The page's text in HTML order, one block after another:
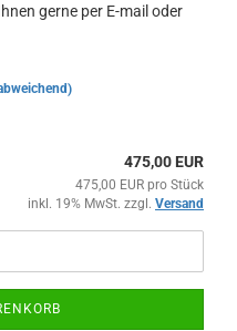
gerne per E-mail oder
475,00 EUR
475,00 EUR pro Stück
inkl. 19% MwSt. zzgl. Versand